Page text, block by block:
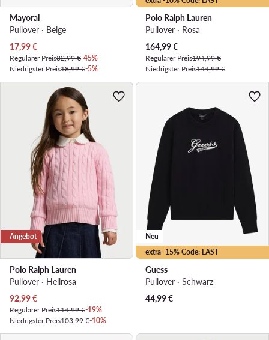
Mayoral
Pullover · Beige
Aktueller Preis
17,99€
Regulärer Preis32,99 €-45%
Niedrigster Preis18,99 €-5%
Polo Ralph Lauren
Pullover · Rosa
Aktueller Preis
164,99€
Regulärer Preis194,99 €
Niedrigster Preis144,99 €
Angebot
Polo Ralph Lauren
Pullover · Hellrosa
Aktueller Preis
92,99€
Regulärer Preis114,99 €-19%
Niedrigster Preis103,99 €-10%
extra -15% Code: LAST
Neu
Guess
Pullover · Schwarz
44,99€